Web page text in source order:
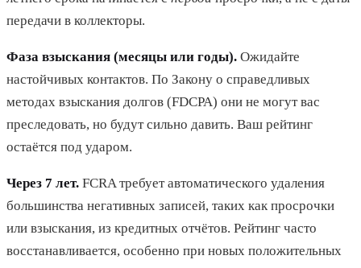
передачи в коллекторы.
Фаза взыскания (месяцы или годы). Ожидайте
настойчивых контактов. По Закону о справедливых
методах взыскания долгов (FDCPA) они не могут вас
преследовать, но будут сильно давить. Ваш рейтинг
остаётся под ударом.
Через 7 лет. FCRA требует автоматического удаления
большинства негативных записей, таких как просрочки
или взыскания, из кредитных отчётов. Рейтинг часто
восстанавливается, особенно при новых положительных